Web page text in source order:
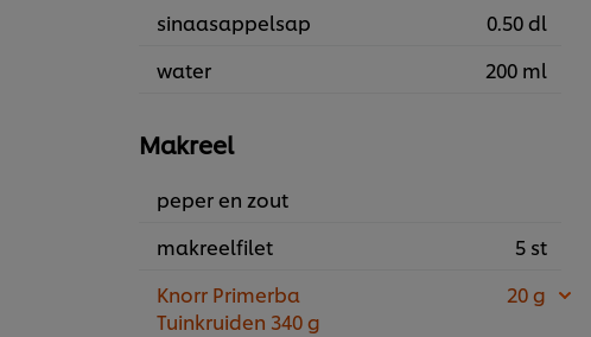
sinaasappelsap
0.50 dl
water
200 ml
Makreel
peper en zout
makreelfilet
5 st
Knorr Primerba
Tuinkruiden 340 g
20 g